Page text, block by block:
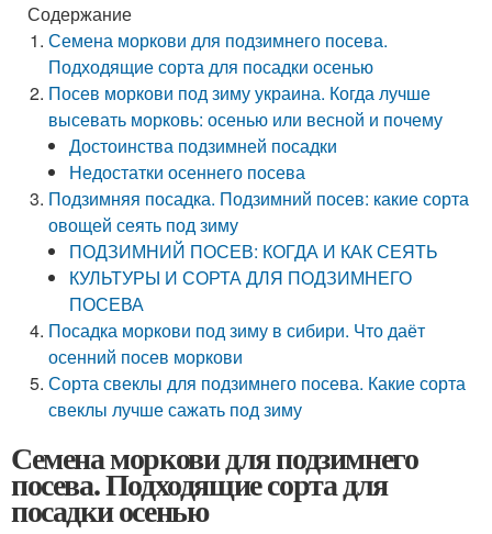
Содержание
Семена моркови для подзимнего посева.
Подходящие сорта для посадки осенью
Посев моркови под зиму украина. Когда лучше
высевать морковь: осенью или весной и почему
Достоинства подзимней посадки
Недостатки осеннего посева
Подзимняя посадка. Подзимний посев: какие сорта
овощей сеять под зиму
ПОДЗИМНИЙ ПОСЕВ: КОГДА И КАК СЕЯТЬ
КУЛЬТУРЫ И СОРТА ДЛЯ ПОДЗИМНЕГО
ПОСЕВА
Посадка моркови под зиму в сибири. Что даёт
осенний посев моркови
Сорта свеклы для подзимнего посева. Какие сорта
свеклы лучше сажать под зиму
Семена моркови для подзимнего
посева. Подходящие сорта для
посадки осенью